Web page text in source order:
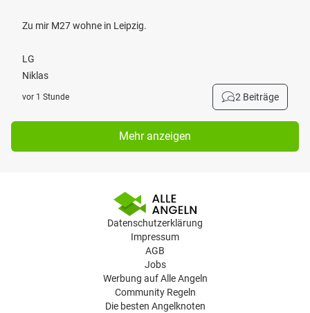
Zu mir M27 wohne in Leipzig.
LG
Niklas
vor 1 Stunde 2 Beiträge
Mehr anzeigen
Datenschutzerklärung
Impressum
AGB
Jobs
Werbung auf Alle Angeln
Community Regeln
Die besten Angelknoten